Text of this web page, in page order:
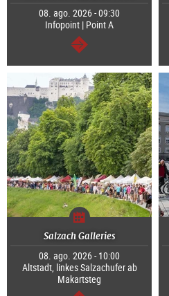
08. ago. 2026 - 09:30
Infopoint | Point A
segue
Salzach Galleries
08. ago. 2026 - 10:00
Altstadt, linkes Salzachufer ab
Makartsteg